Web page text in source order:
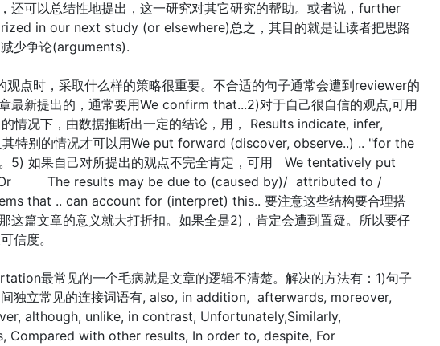
还可以总结性地提出，这一研究对其它研究的帮助。或者说，further
in our next study (or elsewhere)总之，其目的就是让读者把思路
少争论(arguments).
观点时，采取什么样的策略很重要。不合适的句子通常会遭到reviewer的
最新提出的，通常要用We confirm that...2)对于自己很自信的观点,可用
情况下，由数据推断出一定的结论，用， Results indicate, infer,
特别的情况才可以用We put forward (discover, observe..) .. "for the
5) 如果自己对所提出的观点不完全肯定，可用 We tentatively put
The results may be due to (caused by)/ attributed to /
.. can account for (interpret) this.. 要注意这些结构要合理搭
这篇文章的意义就大打折扣。如果全是2)，肯定会遭到置疑。所以要仔
信度。
最常见的一个毛病就是文章的逻辑不清楚。解决的方法有：1)句子
间独立常见的连接词语有, also, in addition, afterwards, moreover,
although, unlike, in contrast, Unfortunately,Similarly,
Compared with other results, In order to, despite, For